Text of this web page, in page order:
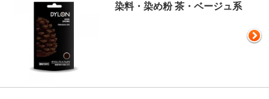
染料・染め粉 茶・ベージュ系